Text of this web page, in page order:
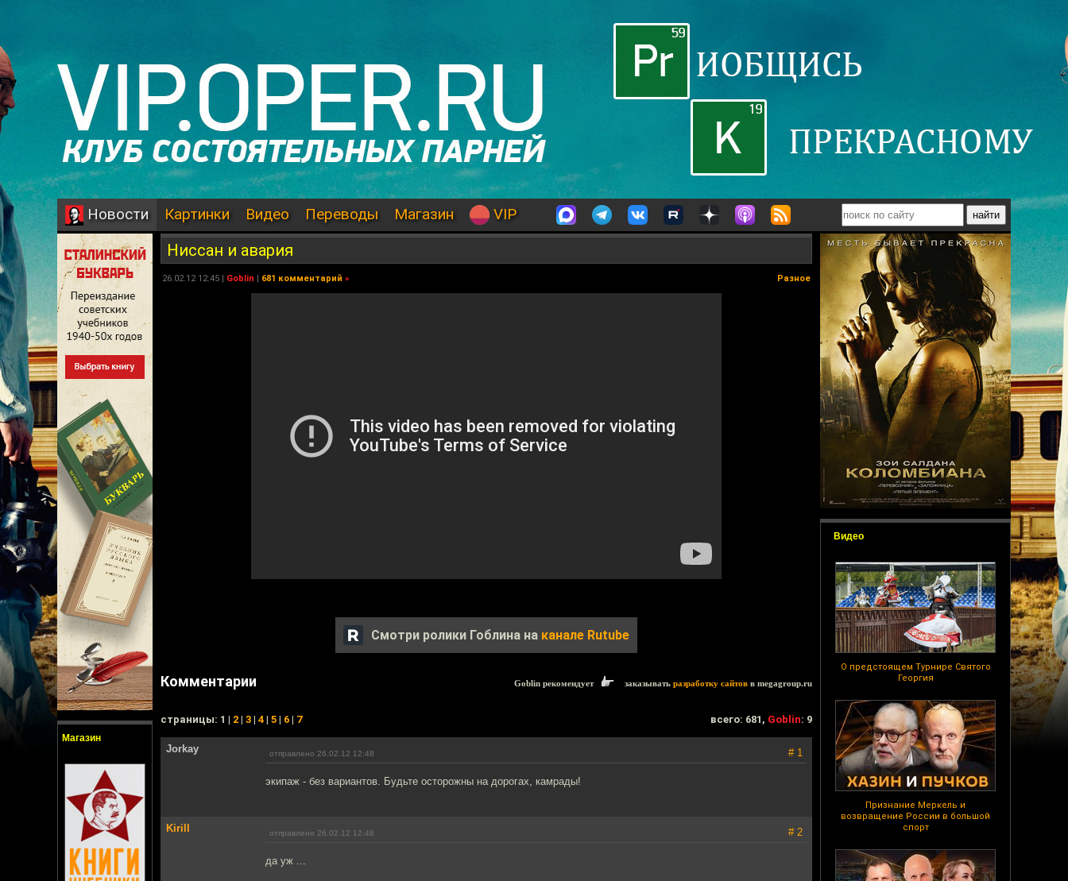
Новости Картинки Видео Переводы Магазин VIP
Магазин
Видео
О предстоящем Турнире Святого
Георгия
Признание Меркель и
возвращение России в большой
спорт
Ниссан и авария
26.02.12 12:45 | Goblin | 681 комментарий » Разное
Смотри ролики Гоблина на канале Rutube
Комментарии Goblin рекомендует заказывать разработку сайтов в megagroup.ru
cтраницы: 1 | 2 | 3 | 4 | 5 | 6 | 7 всего: 681, Goblin: 9
Jorkay отправлено 26.02.12 12:48 # 1
экипаж - без вариантов. Будьте осторожны на дорогах, камрады!
Kirill отправлено 26.02.12 12:48 # 2
да уж ...